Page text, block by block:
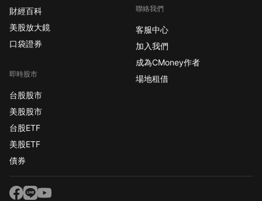
財經百科
美股放大鏡
口袋證券
即時股市
台股股市
美股股市
台股ETF
美股ETF
債券
聯絡我們
客服中心
加入我們
成為CMoney作者
場地租借